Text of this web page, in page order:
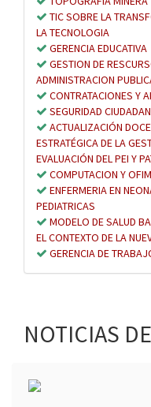
TIC SOBRE LA
LA TECNOLOGIA
GERENCIA EDUCATIVA
GESTION DE
ADMINISTRACION
CONTRATACIONES Y
SEGURIDAD
ACTUALIZACIÓN
ESTRATÉGICA DE LA
EVALUACIÓN DEL PEI Y
COMPUTACION Y
ENFERMERIA EN
PEDIATRICAS
MODELO DE SALUD
EL CONTEXTO DE LA
GERENCIA DE
NOTICIAS